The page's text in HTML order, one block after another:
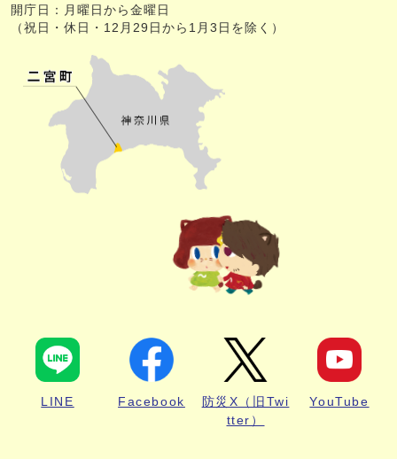
開庁日：月曜日から金曜日
（祝日・休日・12月29日から1月3日を除く）
LINE Facebook
防災X（旧Twi
tter）
YouTube